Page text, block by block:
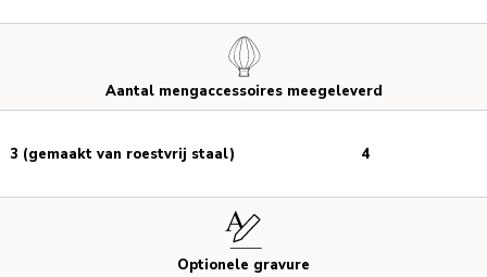
Aantal mengaccessoires meegeleverd
Optionele gravure
3 (gemaakt van roestvrij staal) 4